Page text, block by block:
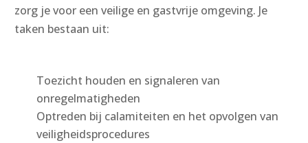
zorg je voor een veilige en gastvrije omgeving. Je
taken bestaan uit:
Toezicht houden en signaleren van
onregelmatigheden
Optreden bij calamiteiten en het opvolgen van
veiligheidsprocedures